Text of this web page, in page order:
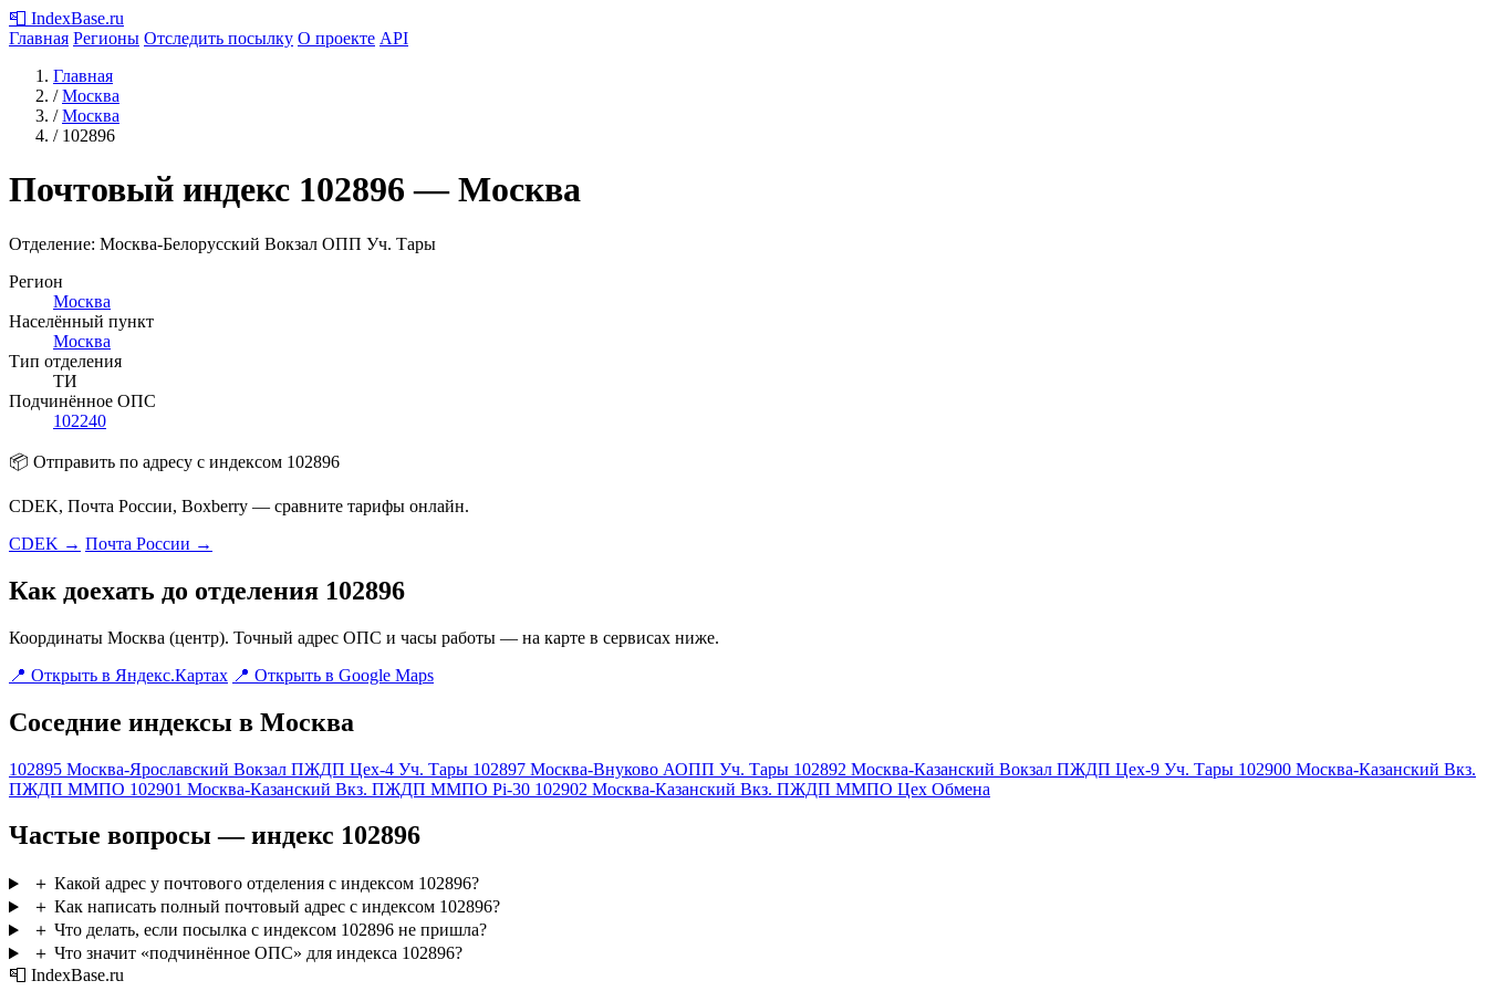
📮 IndexBase.ru
Главная Регионы Отследить посылку О проекте API
Главная
/ Москва
/ Москва
/ 102896
Почтовый индекс 102896 — Москва
Отделение: Москва-Белорусский Вокзал ОПП Уч. Тары
Регион
Москва
Населённый пункт
Москва
Тип отделения
ТИ
Подчинённое ОПС
102240
📦 Отправить по адресу с индексом 102896
CDEK, Почта России, Boxberry — сравните тарифы онлайн.
CDEK → Почта России →
Как доехать до отделения 102896
Координаты Москва (центр). Точный адрес ОПС и часы работы — на карте в сервисах ниже.
📍 Открыть в Яндекс.Картах 📍 Открыть в Google Maps
Соседние индексы в Москва
102895 Москва-Ярославский Вокзал ПЖДП Цех-4 Уч. Тары 102897 Москва-Внуково АОПП Уч. Тары 102892 Москва-Казанский Вокзал ПЖДП Цех-9 Уч. Тары 102900 Москва-Казанский Вкз.
ПЖДП ММПО 102901 Москва-Казанский Вкз. ПЖДП ММПО Pi-30 102902 Москва-Казанский Вкз. ПЖДП ММПО Цех Обмена
Частые вопросы — индекс 102896
＋ Какой адрес у почтового отделения с индексом 102896?
＋ Как написать полный почтовый адрес с индексом 102896?
＋ Что делать, если посылка с индексом 102896 не пришла?
＋ Что значит «подчинённое ОПС» для индекса 102896?
📮 IndexBase.ru